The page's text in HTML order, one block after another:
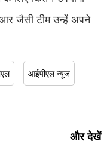
जैसी टीम उन्हें अपने
आईपीएल न्यूज
और देखें